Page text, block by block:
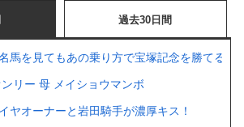
過去30日間
名馬を見てもあの乗り方で宝塚記念を勝てる
リー 母 メイショウマンボ
ヤオーナーと岩田騎手が濃厚キス！